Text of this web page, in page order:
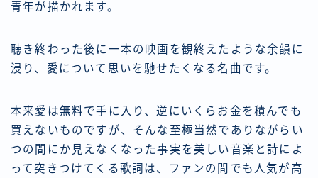
青年が描かれます。
聴き終わった後に一本の映画を観終えたような余韻に
浸り、愛について思いを馳せたくなる名曲です。
本来愛は無料で手に入り、逆にいくらお金を積んでも
買えないものですが、そんな至極当然でありながらい
つの間にか見えなくなった事実を美しい音楽と詩によ
って突きつけてくる歌詞は、ファンの間でも人気が高